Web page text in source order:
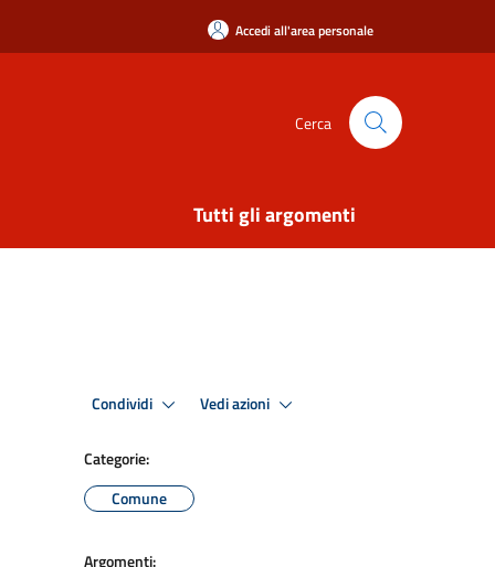
Accedi all'area personale
Cerca
Tutti gli argomenti
Condividi Vedi azioni
Categorie:
Comune
Argomenti: